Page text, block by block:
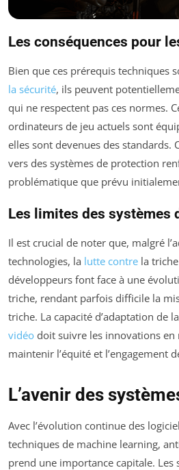
Les conséquences pour
Bien que ces prérequis techniques
la sécurité, ils peuvent
qui ne respectent pas ces normes.
ordinateurs de jeu actuels sont
elles sont devenues des standards.
vers des systèmes de protection
problématique que prévu
Les limites des systèmes
Il est crucial de noter que, malgré
technologies, la lutte contre la
développeurs font face à une
triche, rendant parfois difficile la
triche. La capacité d’adaptation de
vidéo doit suivre les innovations
maintenir l’équité et l’engagement
L’avenir des
Avec l’évolution continue des
techniques de machine learning,
prend une importance capitale.